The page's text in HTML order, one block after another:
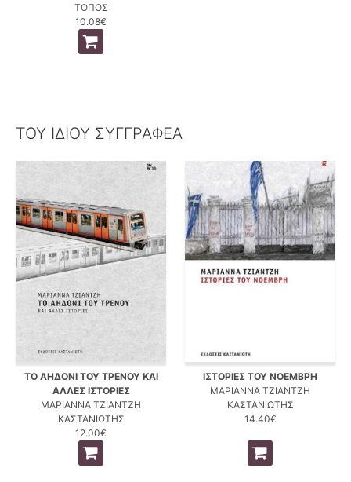
ΤΟΠΟΣ
10.08€
ΤΟΥ ΙΔΙΟΥ ΣΥΓΓΡΑΦΕΑ
ΤΟ ΑΗΔΟΝΙ ΤΟΥ ΤΡΕΝΟΥ ΚΑΙ
ΑΛΛΕΣ ΙΣΤΟΡΙΕΣ
ΜΑΡΙΑΝΝΑ ΤΖΙΑΝΤΖΗ
ΚΑΣΤΑΝΙΩΤΗΣ
12.00€
ΙΣΤΟΡΙΕΣ ΤΟΥ ΝΟΕΜΒΡΗ
ΜΑΡΙΑΝΝΑ ΤΖΙΑΝΤΖΗ
ΚΑΣΤΑΝΙΩΤΗΣ
14.40€